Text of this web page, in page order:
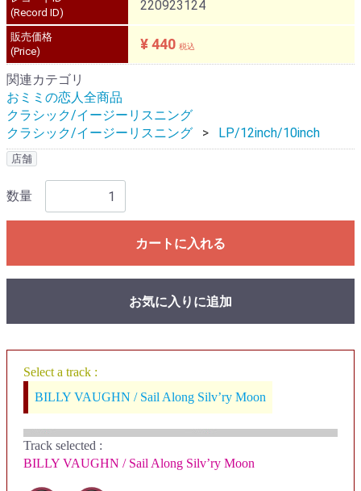
(Record ID)
220923124
販売価格
(Price)
¥ 440 税込
関連カテゴリ
おミミの恋人全商品
クラシック/イージーリスニング
クラシック/イージーリスニング
LP/12inch/10inch
店舗
数量
カートに入れる
お気に入りに追加
Select a track :
BILLY VAUGHN / Sail Along Silv’ry Moon
Track selected :
BILLY VAUGHN / Sail Along Silv’ry Moon